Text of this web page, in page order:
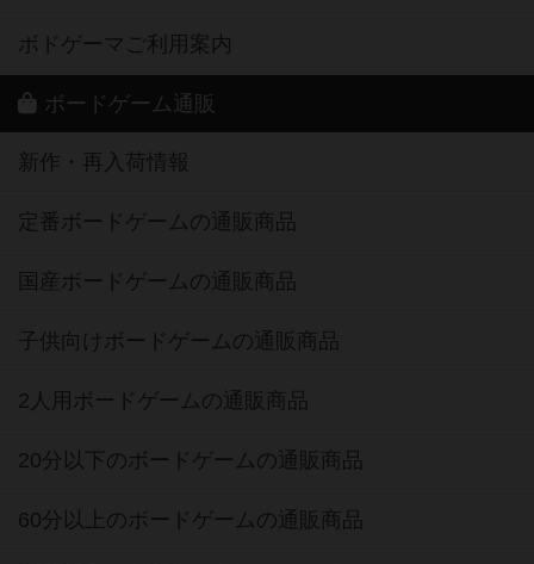
ボドゲーマご利用案内
ボードゲーム通販
新作・再入荷情報
定番ボードゲームの通販商品
国産ボードゲームの通販商品
子供向けボードゲームの通販商品
2人用ボードゲームの通販商品
20分以下のボードゲームの通販商品
60分以上のボードゲームの通販商品